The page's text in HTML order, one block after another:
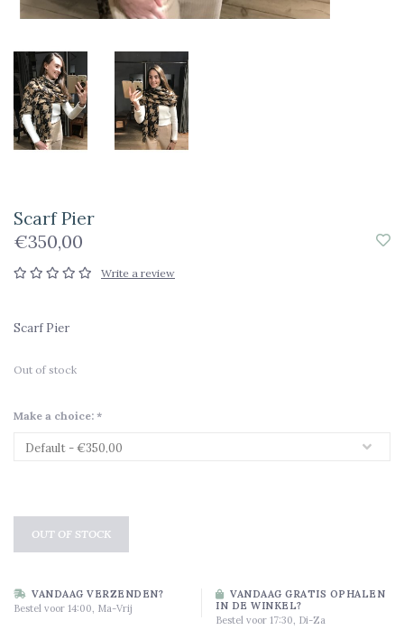
Scarf Pier
€350,00
Write a review
Scarf Pier
Out of stock
Make a choice: *
OUT OF STOCK
VANDAAG VERZENDEN?
Bestel voor 14:00, Ma-Vrij
VANDAAG GRATIS OPHALEN
IN DE WINKEL?
Bestel voor 17:30, Di-Za